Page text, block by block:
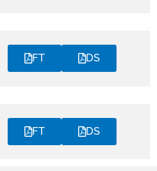
FT DS
FT DS